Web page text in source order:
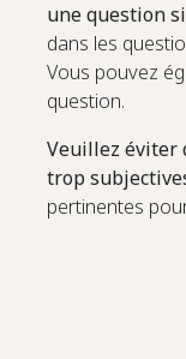
une question
dans les
Vous pouvez
question.
Veuillez éviter
trop
pertinentes